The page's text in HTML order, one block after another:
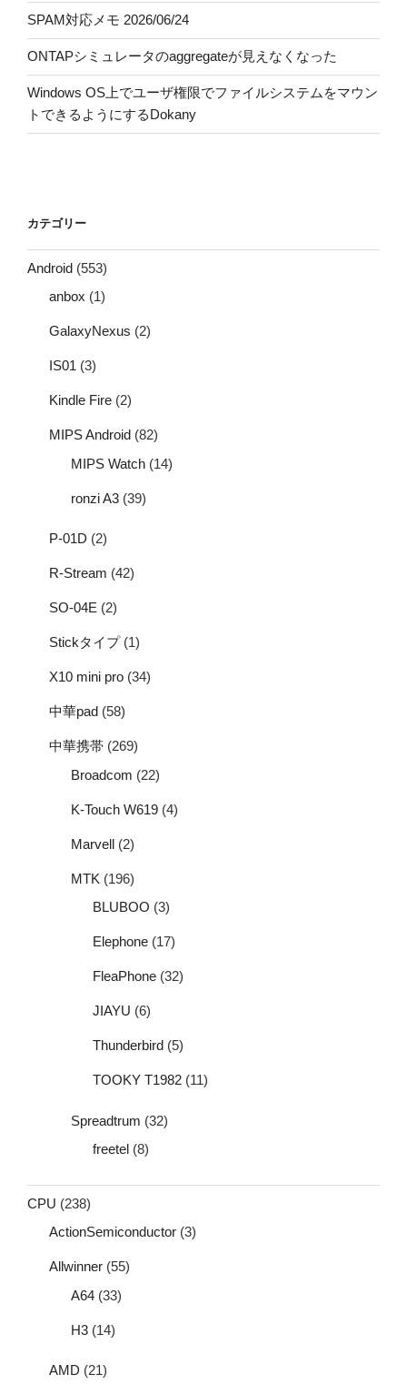
SPAM対応メモ 2026/06/24
ONTAPシミュレータのaggregateが見えなくなった
Windows OS上でユーザ権限でファイルシステムをマウン
トできるようにするDokany
カテゴリー
Android (553)
anbox (1)
GalaxyNexus (2)
IS01 (3)
Kindle Fire (2)
MIPS Android (82)
MIPS Watch (14)
ronzi A3 (39)
P-01D (2)
R-Stream (42)
SO-04E (2)
Stickタイプ(1)
X10 mini pro (34)
中華pad (58)
中華携帯 (269)
Broadcom (22)
K-Touch W619 (4)
Marvell (2)
MTK (196)
BLUBOO (3)
Elephone (17)
FleaPhone (32)
JIAYU (6)
Thunderbird (5)
TOOKY T1982 (11)
Spreadtrum (32)
freetel (8)
CPU (238)
ActionSemiconductor (3)
Allwinner (55)
A64 (33)
H3 (14)
AMD (21)